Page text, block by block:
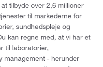
tilbyde over 2,6 millioner
til markederne for
sundhedspleje og
kan regne med, at vi har et
til laboratorier,
management - herunder